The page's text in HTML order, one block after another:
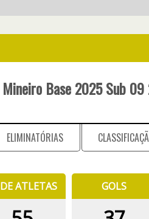
Base 2025 Sub
ELIMINATÓRIAS
ATLETAS GOLS